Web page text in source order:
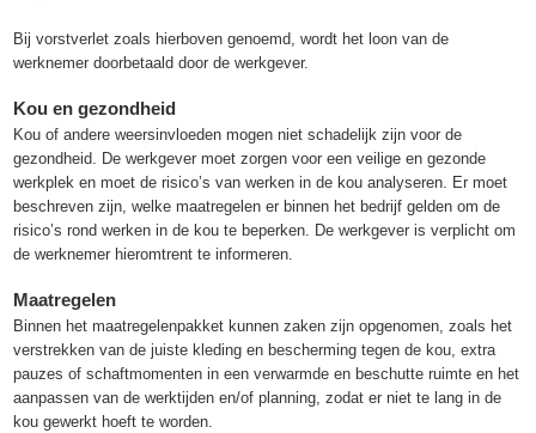
Bij vorstverlet zoals hierboven genoemd, wordt het loon van de
werknemer doorbetaald door de werkgever.
Kou en gezondheid
Kou of andere weersinvloeden mogen niet schadelijk zijn voor de
gezondheid. De werkgever moet zorgen voor een veilige en gezonde
werkplek en moet de risico’s van werken in de kou analyseren. Er moet
beschreven zijn, welke maatregelen er binnen het bedrijf gelden om de
risico’s rond werken in de kou te beperken. De werkgever is verplicht om
de werknemer hieromtrent te informeren.
Maatregelen
Binnen het maatregelenpakket kunnen zaken zijn opgenomen, zoals het
verstrekken van de juiste kleding en bescherming tegen de kou, extra
pauzes of schaftmomenten in een verwarmde en beschutte ruimte en het
aanpassen van de werktijden en/of planning, zodat er niet te lang in de
kou gewerkt hoeft te worden.